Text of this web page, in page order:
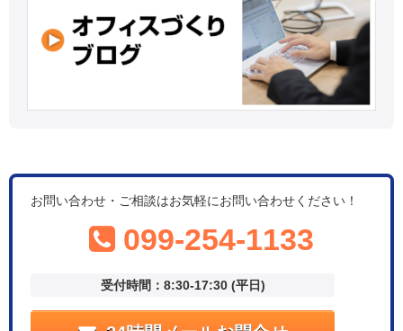
お問い合わせ・ご相談はお気軽にお問い合わせください！
099-254-1133
受付時間：8:30-17:30 (平日)